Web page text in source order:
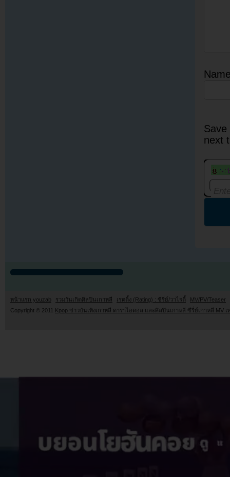
next
หน้าแรก youzab รวมวันเกิดศิลปินเกาหลี เรตติ้ง (Rating) : ซีรี่ย์/วาไรตี้
MV/PV/Teaser
Copyright © 2011 Kpop ข่าวบันเทิงเกาหลี ดาราไอดอล และศิลปินเกาหลี ซีรี่ย์เกาหลี MV